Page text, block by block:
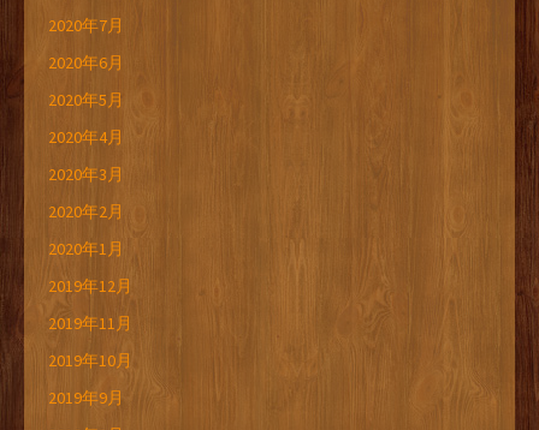
2020年7月
2020年6月
2020年5月
2020年4月
2020年3月
2020年2月
2020年1月
2019年12月
2019年11月
2019年10月
2019年9月